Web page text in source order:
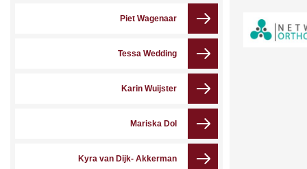
Piet Wagenaar
Tessa Wedding
Karin Wuijster
Mariska Dol
Kyra van Dijk- Akkerman